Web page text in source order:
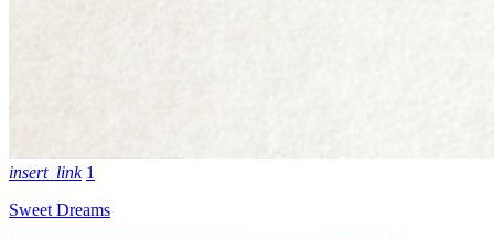
insert_link 1
Sweet Dreams